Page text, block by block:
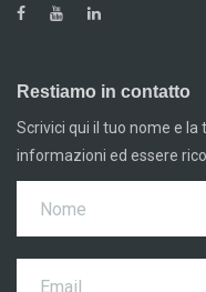
Restiamo in contatto
Scrivici qui il tuo nome e
informazioni ed essere